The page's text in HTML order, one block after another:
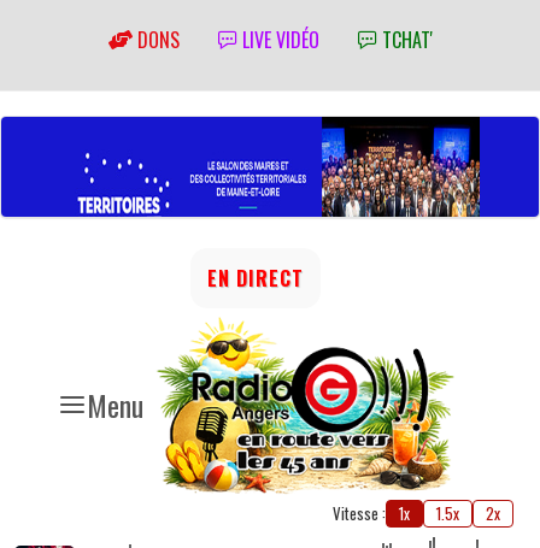
DONS LIVE VIDÉO TCHAT'
Menu
EN DIRECT
Vitesse : 1x 1.5x 2x